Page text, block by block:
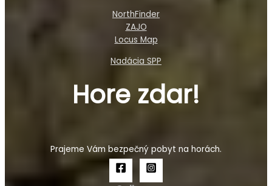
NorthFinder
ZAJO
Locus Map
Nadácia SPP
Hore zdar!
Prajeme Vám bezpečný pobyt na horách.